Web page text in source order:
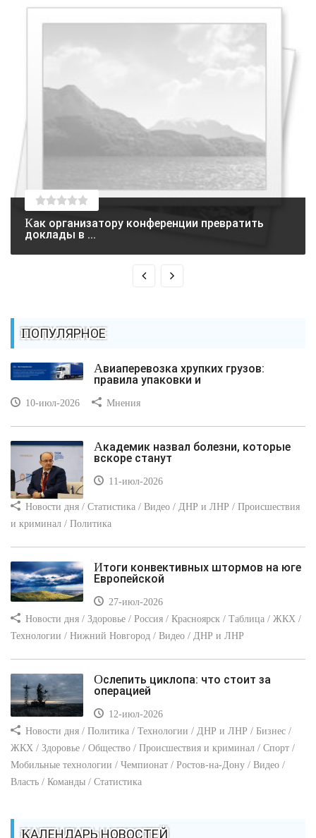
Как организатору конференции превратить
доклады в ...
ПОПУЛЯРНОЕ
Авиаперевозка хрупких грузов:
правила упаковки и
10-июл-2026 Мнения
Академик назвал болезни, которые
вскоре станут
11-июл-2026
Новости дня / Статистика / Видео / ДНР и ЛНР / Происшествия
и криминал / Политика
Итоги конвективных штормов на юге
Европейской
27-июл-2026
Новости дня / Здоровье / Россия / Красноярск / Таблица / ЖКХ /
Технологии / Нижний Новгород / Видео / ДНР и ЛНР
Ослепить циклопа: что стоит за
операцией
12-июл-2026
Новости дня / Политика / Технологии / ДНР и ЛНР / Бизнес /
ЖКХ / Здоровье / Общество / Происшествия и криминал / Спорт /
Мобильные технологии / Чемпионат / Ростов-на-Дону / Видео /
Власть / Команды / Статистика
КАЛЕНДАРЬ НОВОСТЕЙ